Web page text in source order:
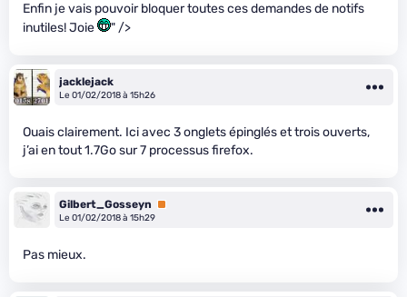
Enfin je vais pouvoir bloquer toutes ces demandes de notifs
inutiles! Joie
" />
jacklejack
Le 01/02/2018 à 15h26
Ouais clairement. Ici avec 3 onglets épinglés et trois ouverts,
j’ai en tout 1.7Go sur 7 processus firefox.
Gilbert_Gosseyn
Premium
Le 01/02/2018 à 15h29
Pas mieux.